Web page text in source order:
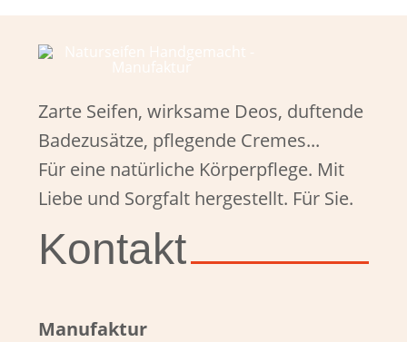
Zarte Seifen, wirksame Deos, duftende
Badezusätze, pflegende Cremes...
Für eine natürliche Körperpflege. Mit
Liebe und Sorgfalt hergestellt. Für Sie.
Kontakt
Manufaktur